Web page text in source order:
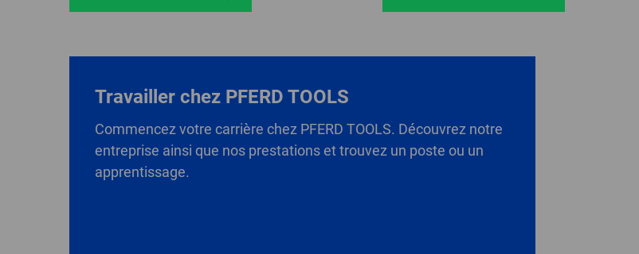
Travailler chez PFERD TOOLS
Commencez votre carrière chez PFERD TOOLS. Découvrez notre
entreprise ainsi que nos prestations et trouvez un poste ou un
apprentissage.